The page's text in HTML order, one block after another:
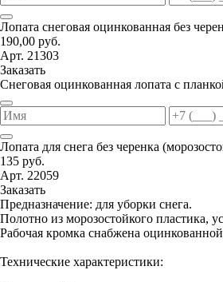
Лопата снеговая оцинкованная без
190,00 руб.
Арт. 21303
Заказать
Снеговая оцинкованная лопата с
Лопата для снега без черенка
135 руб.
Арт. 22059
Заказать
Предназначение: для уборки снега.
Полотно из морозостойкого пластика,
Рабочая кромка снабжена
Технические характеристики: